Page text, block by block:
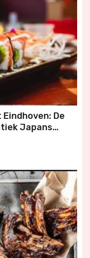
De
Japans